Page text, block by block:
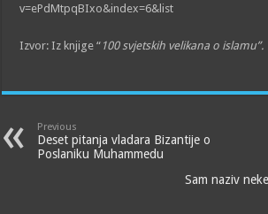
v=ePdMtpqBIxo&index=6&list
Izvor: Iz knjige “ 100 svjetskih velikana o islamu”.
Previous
Deset pitanja vladara Bizantije o
Poslaniku Muhammedu
Sam naziv